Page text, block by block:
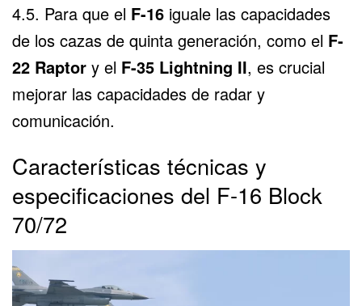
4.5. Para que el F-16 iguale las capacidades
de los cazas de quinta generación, como el F-
22 Raptor y el F-35 Lightning II, es crucial
mejorar las capacidades de radar y
comunicación.
Características técnicas y
especificaciones del F-16 Block
70/72